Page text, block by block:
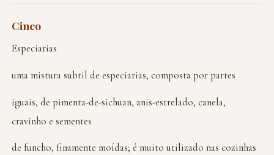
Cinco
Especiarias
uma mistura subtil de especiarias, composta por partes
iguais, de pimenta-de-sichuan, anis-estrelado, canela,
cravinho e sementes
de funcho, finamente moídas; é muito utilizado nas cozinhas